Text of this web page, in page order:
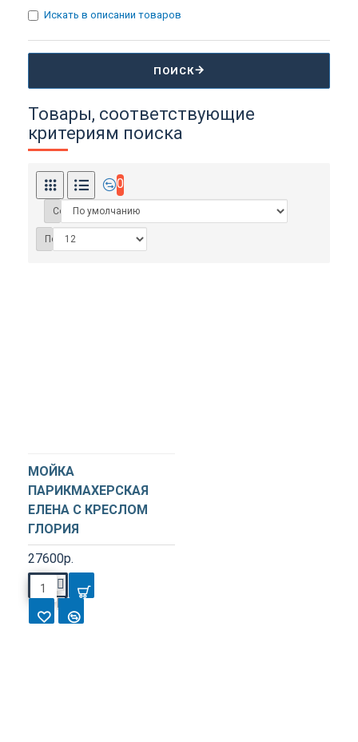
Искать в описании товаров
ПОИСК
Товары, соответствующие
критериям поиска
0
Сортировка:
Показать:
МОЙКА
ПАРИКМАХЕРСКАЯ
ЕЛЕНА С КРЕСЛОМ
ГЛОРИЯ
27600р.